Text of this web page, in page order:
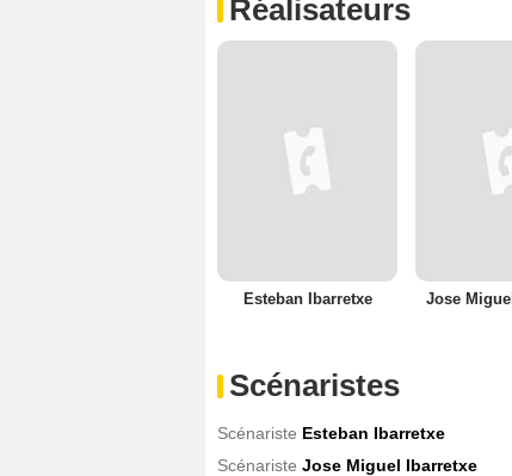
Réalisateurs
Esteban Ibarretxe Jose
Scénaristes
Scénariste Esteban Ibarretxe
Scénariste Jose Miguel Ibarretxe